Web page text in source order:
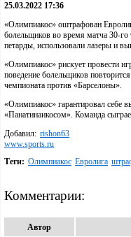
25.03.2022 17:36
«Олимпиакос» оштрафован
болельщиков во время матча 30-го
петарды, использовали лазеры и
«Олимпиакос» рискует провести
поведение болельщиков
чемпионата против «Барселоны».
«Олимпиакос» гарантировал себе
«Панатинаикосом». Команда
Добавил: rishon63
www.sports.ru
Теги: Олимпиакос Евролига
Комментарии:
Автор